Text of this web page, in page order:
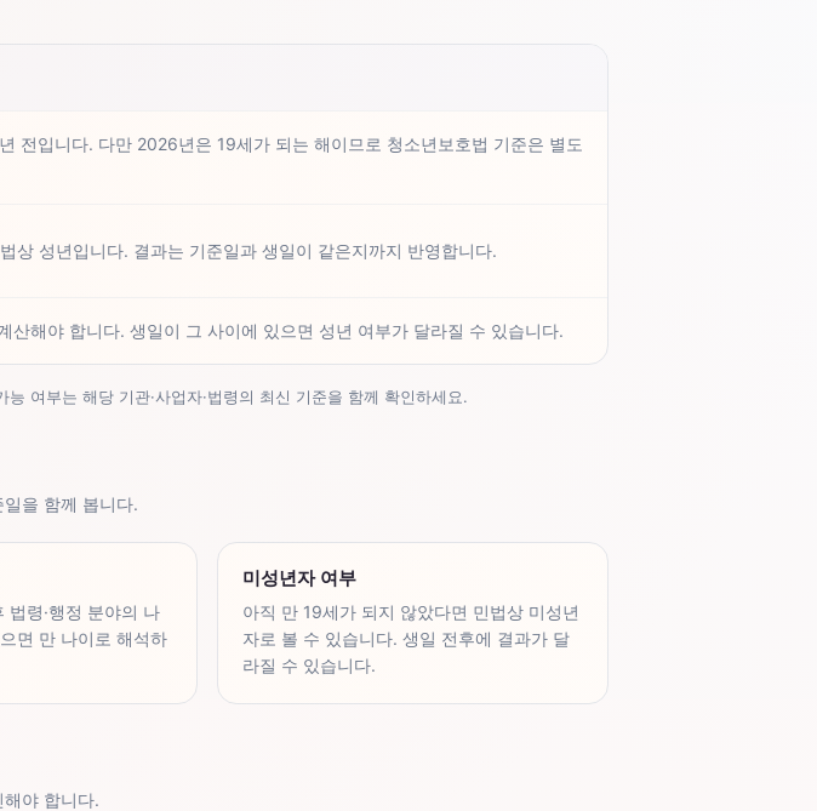
전입니다. 다만 2026년은 19세가 되는 해이므로 청소년보호법 기준은 별도
상 성년입니다. 결과는 기준일과 생일이 같은지까지 반영합니다.
산해야 합니다. 생일이 그 사이에 있으면 성년 여부가 달라질 수 있습니다.
여부는 해당 기관·사업자·법령의 최신 기준을 함께 확인하세요.
을 함께 봅니다.
령·행정 분야의 나
면 만 나이로 해석하
미성년자 여부
아직 만 19세가 되지 않았다면 민법상 미성년
자로 볼 수 있습니다. 생일 전후에 결과가 달
라질 수 있습니다.
야 합니다.